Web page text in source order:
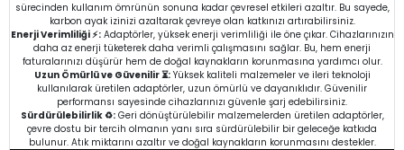
sürecinden kullanım ömrünün sonuna kadar çevresel etkileri azaltır. Bu sayede,
karbon ayak izinizi azaltarak çevreye olan katkınızı artırabilirsiniz.
Enerji Verimliliği ⚡:Adaptörler, yüksek enerji verimliliği ile öne çıkar. Cihazlarınızın
daha az enerji tüketerek daha verimli çalışmasını sağlar. Bu, hem enerji
faturalarınızı düşürür hem de doğal kaynakların korunmasına yardımcı olur.
Uzun Ömürlü ve Güvenilir ⏳:Yüksek kaliteli malzemeler ve ileri teknoloji
kullanılarak üretilen adaptörler, uzun ömürlü ve dayanıklıdır. Güvenilir
performansı sayesinde cihazlarınızı güvenle şarj edebilirsiniz.
Sürdürülebilirlik ♻️:Geri dönüştürülebilir malzemelerden üretilen adaptörler,
çevre dostu bir tercih olmanın yanı sıra sürdürülebilir bir geleceğe katkıda
bulunur. Atık miktarını azaltır ve doğal kaynakların korunmasını destekler.